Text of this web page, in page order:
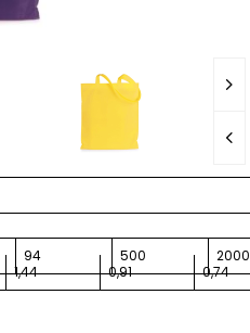
94 500 2000
1,44 0,91 0,74